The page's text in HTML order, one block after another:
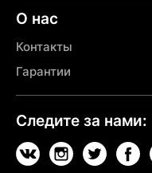
О нас
Контакты
Гарантии
Следите за нами: